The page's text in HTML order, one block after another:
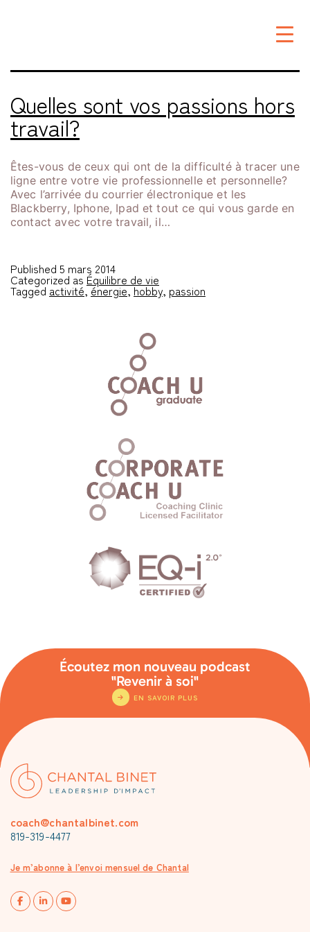
Quelles sont vos passions hors
travail?
Êtes-vous de ceux qui ont de la difficulté à tracer une
ligne entre votre vie professionnelle et personnelle?
Avec l’arrivée du courrier électronique et les
Blackberry, Iphone, Ipad et tout ce qui vous garde en
contact avec votre travail, il…
Published 5 mars 2014
Categorized as Équilibre de vie
Tagged activité,énergie,hobby, passion
Écoutez mon nouveau podcast
"Revenir à soi"
EN SAVOIR PLUS
coach@chantalbinet.com
819-319-4477
Je m’abonne à l’envoi mensuel de Chantal